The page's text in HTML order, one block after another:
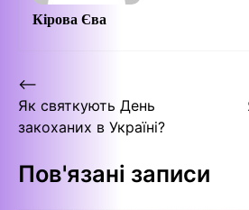
Кірова Єва
Навігація
записів
⟵
Як святкують День
закоханих в Україні?
Пов'язані записи